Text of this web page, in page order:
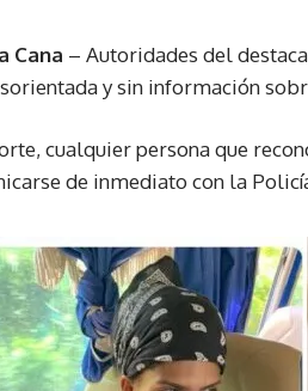
Cana – Autoridades del
y sin información
cualquier persona que
de inmediato con la